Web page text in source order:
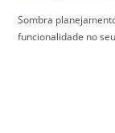
Sombra
funcionalidade no